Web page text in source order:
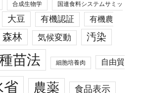
合成生物学 国連食料システムサミッ
大豆 有機認証 有機農
森林 気候変動 汚染
苗法 細胞培養肉 自由貿
省 農薬 食品表示